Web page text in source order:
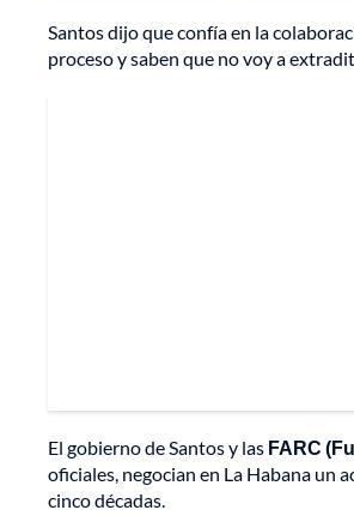
Santos dijo que confía en la
proceso y saben que no voy a
El gobierno de Santos y las FARC
oficiales, negocian en La Habana un
cinco décadas.